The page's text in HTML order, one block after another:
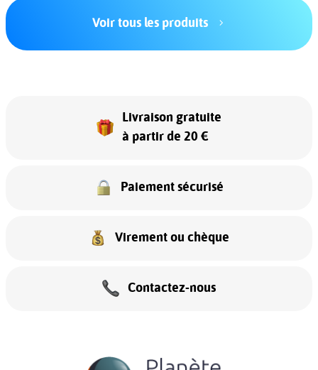
Voir tous les produits
Livraison gratuite
à partir de 20 €
Paiement sécurisé
Virement ou chèque
Contactez-nous